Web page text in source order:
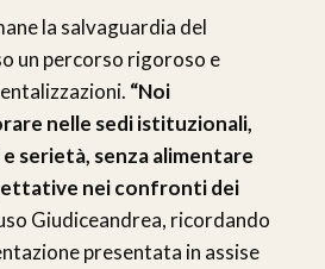
la salvaguardia del
un percorso rigoroso e
“Noi
nelle sedi istituzionali,
serietà, senza alimentare
nei confronti dei
Giudiceandrea, ricordando
presentata in assise